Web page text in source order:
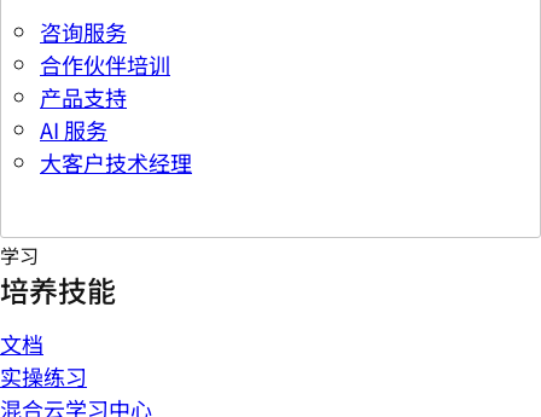
咨询服务
合作伙伴培训
产品支持
AI 服务
大客户技术经理
学习
培养技能
文档
实操练习
混合云学习中心